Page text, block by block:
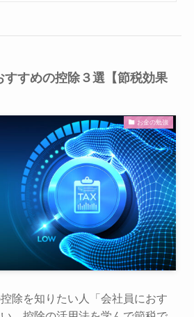
すすめの控除３選【節税効果
お金の勉強
除を知りたい人「会社員におす